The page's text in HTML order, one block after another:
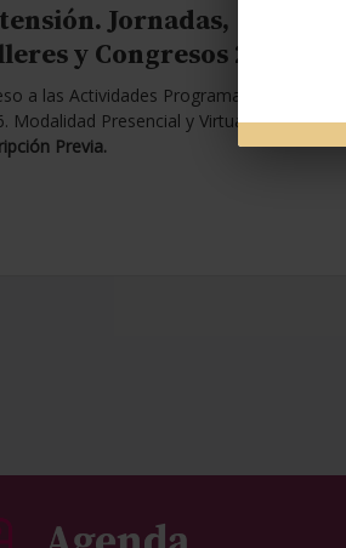
Jornadas,
y Congresos 2026.
a las Actividades Programadas para
Modalidad Presencial y Virtual.Con
Previa.